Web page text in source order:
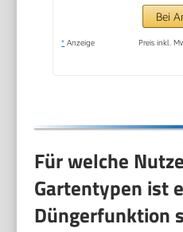
Bei
* Anzeige
Preis inkl.
Für welche
Gartentypen ist
Düngerfunktion